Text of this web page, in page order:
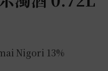
Nigori 13%